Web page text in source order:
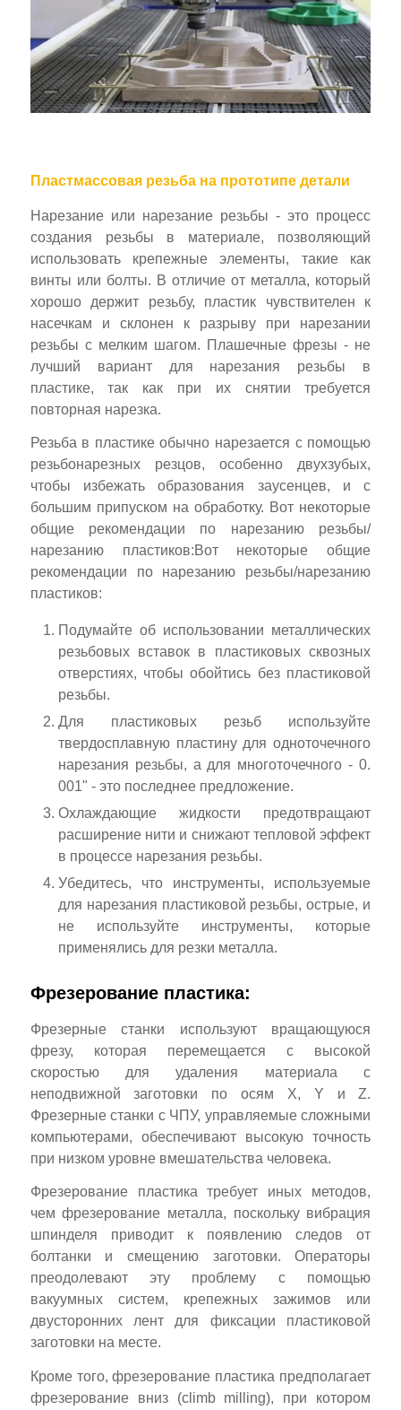
Пластмассовая резьба на прототипе детали
Нарезание или нарезание резьбы - это процесс
создания резьбы в материале, позволяющий
использовать крепежные элементы, такие как
винты или болты. В отличие от металла, который
хорошо держит резьбу, пластик чувствителен к
насечкам и склонен к разрыву при нарезании
резьбы с мелким шагом. Плашечные фрезы - не
лучший вариант для нарезания резьбы в
пластике, так как при их снятии требуется
повторная нарезка.
Резьба в пластике обычно нарезается с помощью
резьбонарезных резцов, особенно двухзубых,
чтобы избежать образования заусенцев, и с
большим припуском на обработку. Вот некоторые
общие рекомендации по нарезанию резьбы/
нарезанию пластиков:Вот некоторые общие
рекомендации по нарезанию резьбы/нарезанию
пластиков:
Подумайте об использовании металлических
резьбовых вставок в пластиковых сквозных
отверстиях, чтобы обойтись без пластиковой
резьбы.
Для пластиковых резьб используйте
твердосплавную пластину для одноточечного
нарезания резьбы, а для многоточечного - 0.
001" - это последнее предложение.
Охлаждающие жидкости предотвращают
расширение нити и снижают тепловой эффект
в процессе нарезания резьбы.
Убедитесь, что инструменты, используемые
для нарезания пластиковой резьбы, острые, и
не используйте инструменты, которые
применялись для резки металла.
Фрезерование пластика:
Фрезерные станки используют вращающуюся
фрезу, которая перемещается с высокой
скоростью для удаления материала с
неподвижной заготовки по осям X, Y и Z.
Фрезерные станки с ЧПУ, управляемые сложными
компьютерами, обеспечивают высокую точность
при низком уровне вмешательства человека.
Фрезерование пластика требует иных методов,
чем фрезерование металла, поскольку вибрация
шпинделя приводит к появлению следов от
болтанки и смещению заготовки. Операторы
преодолевают эту проблему с помощью
вакуумных систем, крепежных зажимов или
двусторонних лент для фиксации пластиковой
заготовки на месте.
Кроме того, фрезерование пластика предполагает
фрезерование вниз (climb milling), при котором